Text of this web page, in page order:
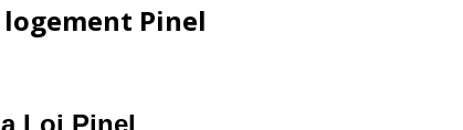
Pinel
Loi Pinel